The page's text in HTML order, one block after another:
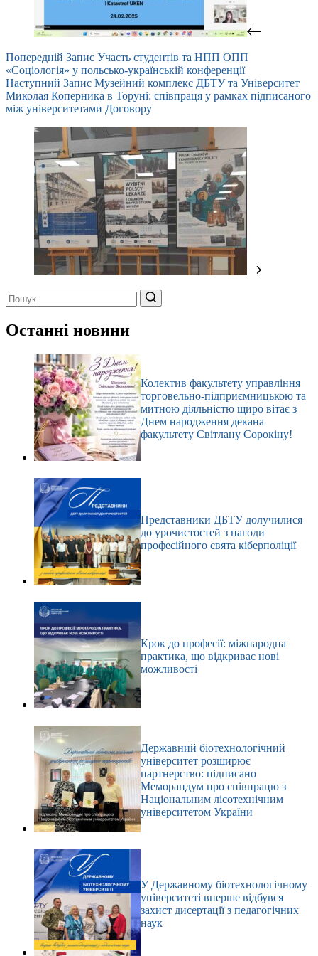
Попередній Запис Участь студентів та НПП ОПП
«Соціологія» у польсько-українській конференції
Наступний Запис Музейний комплекс ДБТУ та Університет
Миколая Коперника в Торуні: співпраця у рамках підписаного
між університетами Договору
результатів
Останні новини
Колектив факультету управління
торговельно-підприємницькою та
митною діяльністю щиро вітає з
Днем народження декана
факультету Світлану Сорокіну!
Представники ДБТУ долучилися
до урочистостей з нагоди
професійного свята кіберполіції
Крок до професії: міжнародна
практика, що відкриває нові
можливості
Державний біотехнологічний
університет розширює
партнерство: підписано
Меморандум про співпрацю з
Національним лісотехнічним
університетом України
У Державному біотехнологічному
університеті вперше відбувся
захист дисертації з педагогічних
наук